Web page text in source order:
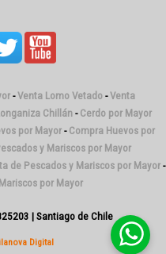
-Venta Lomo Vetado-Venta
Chillán - Cerdo por Mayor
por Mayor - Compra Huevos por
y Mariscos por Mayor
de Pescados y Mariscos por Mayor-
por Mayor
| Santiago de Chile
Digital